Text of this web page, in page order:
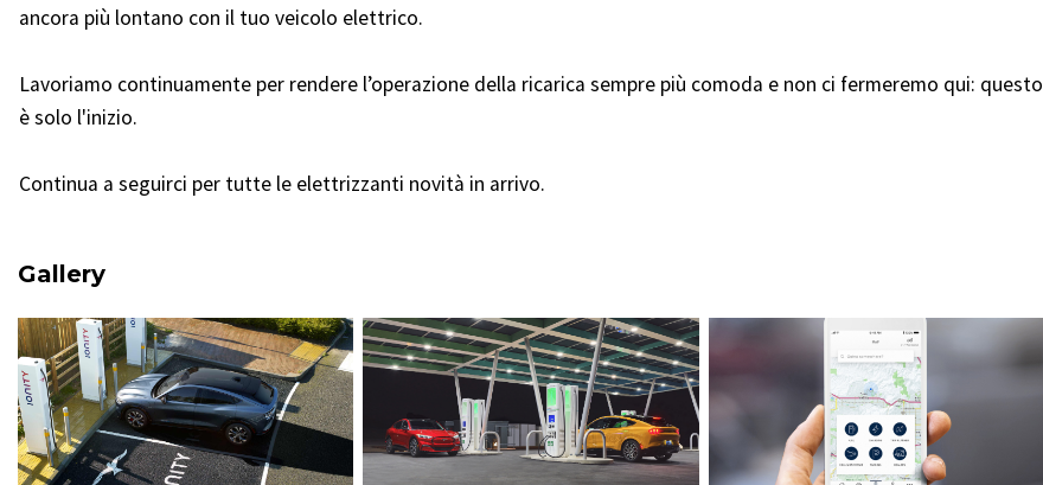
ancora più lontano con il tuo veicolo elettrico.
Lavoriamo continuamente per rendere l’operazione della ricarica sempre più comoda e non ci fermeremo qui: questo
è solo l'inizio.
Continua a seguirci per tutte le elettrizzanti novità in arrivo.
Gallery